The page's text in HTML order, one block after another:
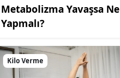
Metabolizma Yavaşsa Ne
Yapmalı?
Kilo Verme